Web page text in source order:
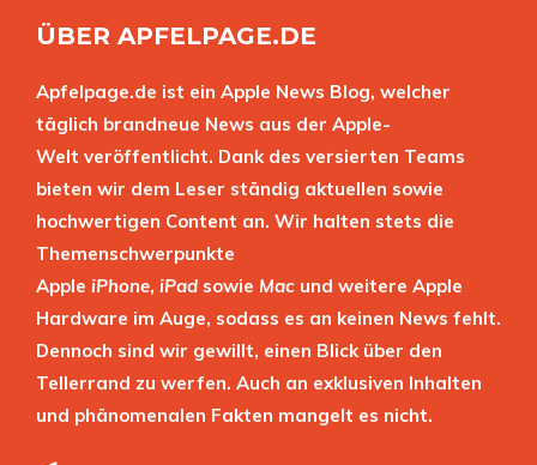
ÜBER APFELPAGE.DE
Apfelpage.de ist ein Apple News Blog, welcher
täglich brandneue News aus der Apple-
Welt veröffentlicht. Dank des versierten Teams
bieten wir dem Leser ständig aktuellen sowie
hochwertigen Content an. Wir halten stets die
Themenschwerpunkte
Apple iPhone, iPad sowie Mac und weitere Apple
Hardware im Auge, sodass es an keinen News fehlt.
Dennoch sind wir gewillt, einen Blick über den
Tellerrand zu werfen. Auch an exklusiven Inhalten
und phänomenalen Fakten mangelt es nicht.